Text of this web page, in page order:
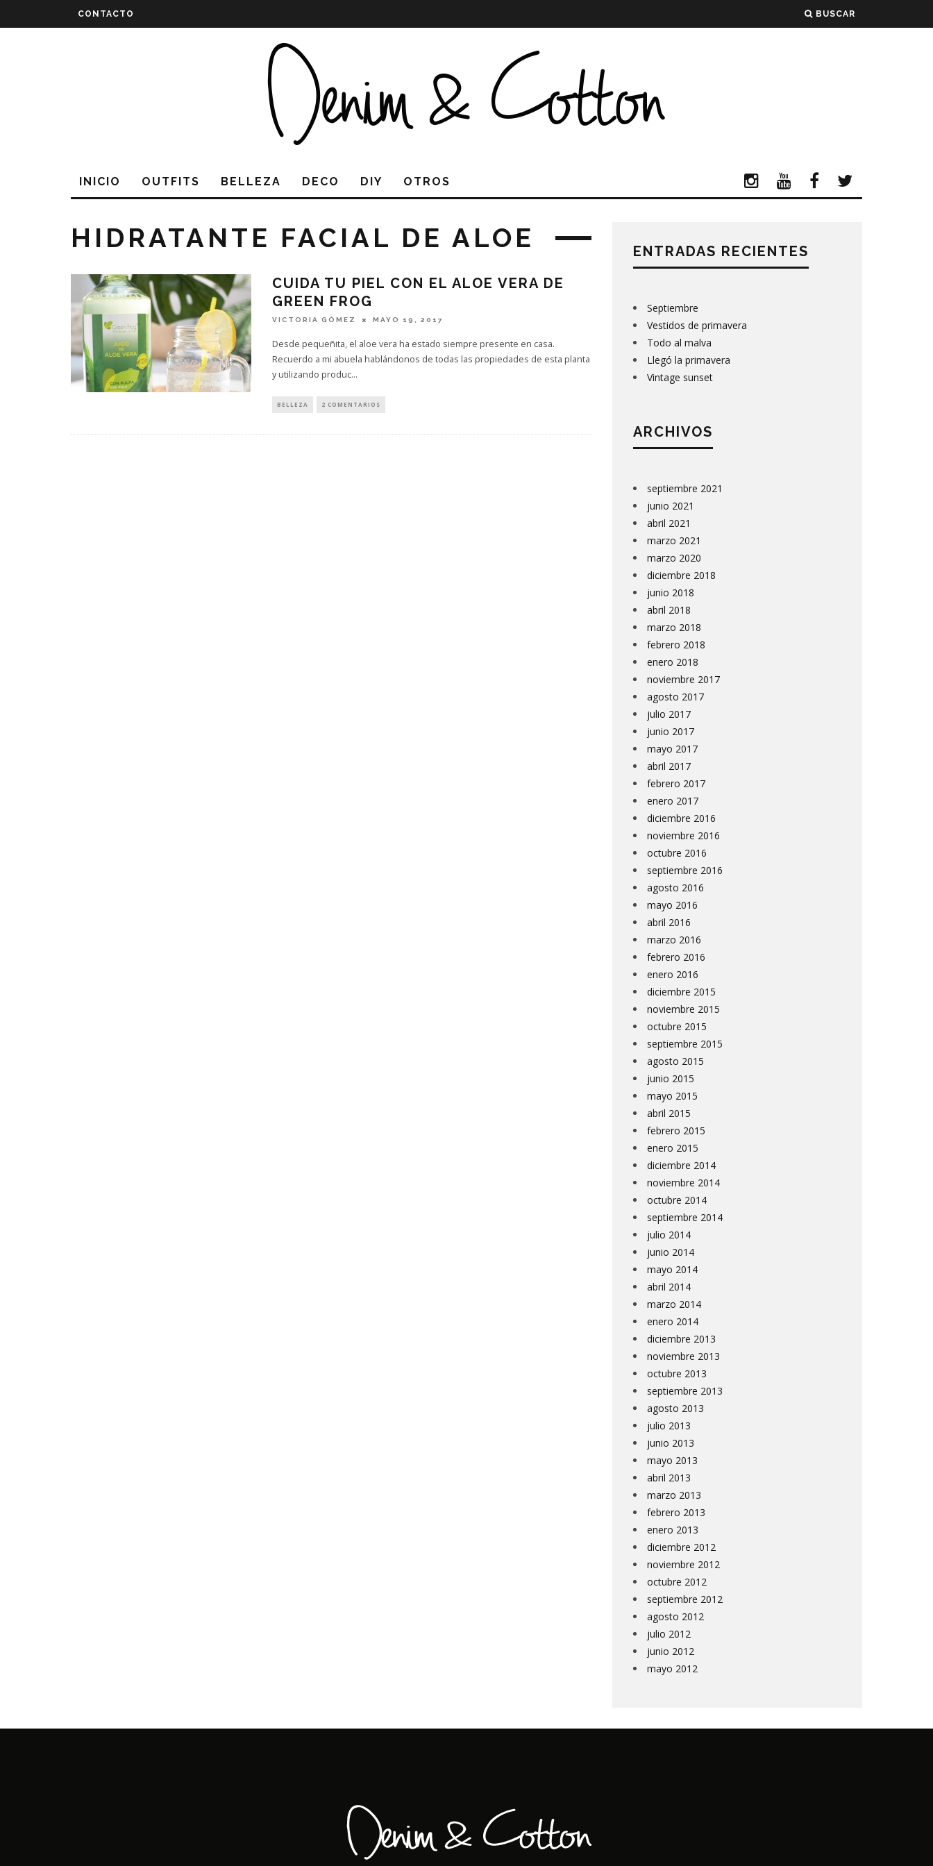
CONTACTO BUSCAR
INICIO OUTFITS BELLEZA DECO DIY OTROS
HIDRATANTE FACIAL DE ALOE
CUIDA TU PIEL CON EL ALOE VERA DE
GREEN FROG
VICTORIA GÓMEZ MAYO 19, 2017
Desde pequeñita, el aloe vera ha estado siempre presente en casa.
Recuerdo a mi abuela hablándonos de todas las propiedades de esta planta
y utilizando produc...
BELLEZA 2 COMENTARIOS
ENTRADAS RECIENTES
Septiembre
Vestidos de primavera
Todo al malva
Llegó la primavera
Vintage sunset
ARCHIVOS
septiembre 2021
junio 2021
abril 2021
marzo 2021
marzo 2020
diciembre 2018
junio 2018
abril 2018
marzo 2018
febrero 2018
enero 2018
noviembre 2017
agosto 2017
julio 2017
junio 2017
mayo 2017
abril 2017
febrero 2017
enero 2017
diciembre 2016
noviembre 2016
octubre 2016
septiembre 2016
agosto 2016
mayo 2016
abril 2016
marzo 2016
febrero 2016
enero 2016
diciembre 2015
noviembre 2015
octubre 2015
septiembre 2015
agosto 2015
junio 2015
mayo 2015
abril 2015
febrero 2015
enero 2015
diciembre 2014
noviembre 2014
octubre 2014
septiembre 2014
julio 2014
junio 2014
mayo 2014
abril 2014
marzo 2014
enero 2014
diciembre 2013
noviembre 2013
octubre 2013
septiembre 2013
agosto 2013
julio 2013
junio 2013
mayo 2013
abril 2013
marzo 2013
febrero 2013
enero 2013
diciembre 2012
noviembre 2012
octubre 2012
septiembre 2012
agosto 2012
julio 2012
junio 2012
mayo 2012